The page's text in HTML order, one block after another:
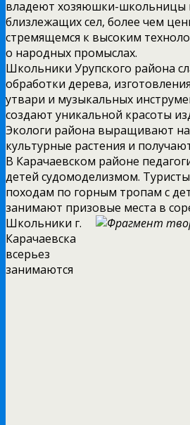
владеют хозяюшки-школьницы
близлежащих сел, более чем
стремящемся к высоким
о народных промыслах.
Школьники Урупского района
обработки дерева,
утвари и музыкальных
создают уникальной красоты
Экологи района выращивают
культурные растения и
В Карачаевском районе
детей судомоделизмом.
походам по горным тропам с
занимают призовые места в
Школьники г.
Карачаевска
всерьез
занимаются